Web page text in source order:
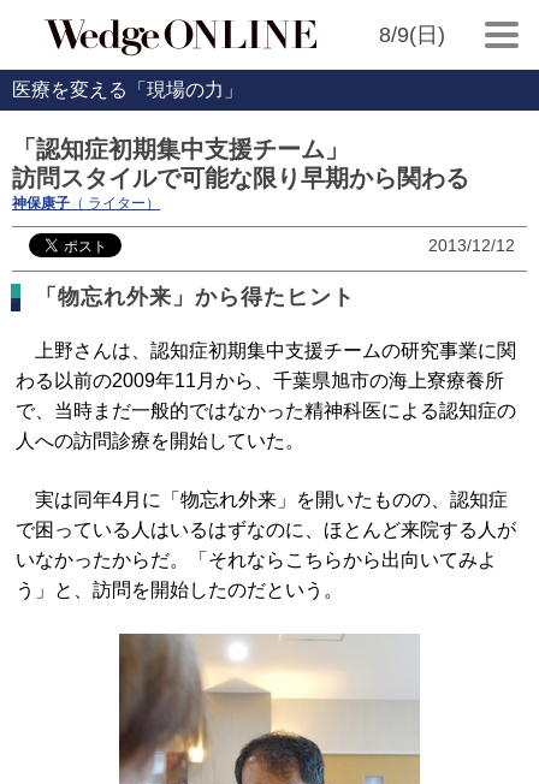
8/9(日)
医療を変える「現場の力」
「認知症初期集中支援チーム」
訪問スタイルで可能な限り早期から関わる
神保康子 （ ライター）
2013/12/12
「物忘れ外来」から得たヒント
上野さんは、認知症初期集中支援チームの研究事業に関
わる以前の2009年11月から、千葉県旭市の海上寮療養所
で、当時まだ一般的ではなかった精神科医による認知症の
人への訪問診療を開始していた。
実は同年4月に「物忘れ外来」を開いたものの、認知症
で困っている人はいるはずなのに、ほとんど来院する人が
いなかったからだ。「それならこちらから出向いてみよ
う」と、訪問を開始したのだという。